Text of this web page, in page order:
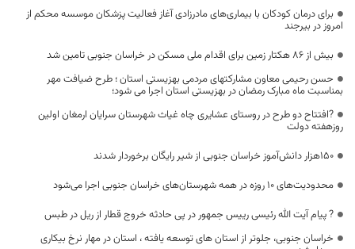
برای درمان کودکان با بیماری‌های مادرزادی آغاز فعالیت پزشکان موسسه محکم از
امروز در بیرجند
بیش از ۸۶ هکتار زمین برای اقدام ملی مسکن در خراسان جنوبی تامین شد
حسن رحیمی معاون مشارکتهای مردمی بهزیستی استان ؛ طرح ضیافت مهر
بمناسبت ماه مبارک رمضان در بهزیستی استان اجرا می شود؛
?افتتاح دو طرح در روستای عشایری چاه غیاث شهرستان سرایان ارمغان اولین
روزهفته دولت
۱۵۰هزار دانش‌آموز خراسان جنوبی از شیر رایگان برخوردار شدند
محدودیت‌های ۱۰ روزه در همه شهرستان‌های خراسان‌ جنوبی اجرا می‌شود
? پیام آیت الله رئیسی رییس جمهور در پی حادثه خروج قطار از ریل در طبس
خراسان جنوبی، جلوتر از استان های توسعه یافته ، استان در مهار نرخ بیکاری